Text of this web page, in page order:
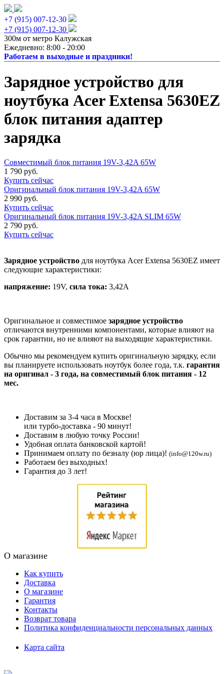
+7 (915) 007-12-30
+7 (915) 007-12-30
300м от метро Калужская
Ежедневно: 8:00 - 20:00
Работаем в выходные и праздники!
Зарядное устройство для
ноутбука Acer Extensa 5630EZ
блок питания адаптер
зарядка
Совместимый блок питания 19V-3,42A 65W
1 790 руб.
Купить сейчас
Оригинальный блок питания 19V-3,42A 65W
2 990 руб.
Купить сейчас
Оригинальный блок питания 19V-3,42A SLIM 65W
2 790 руб.
Купить сейчас
Зарядное устройство для ноутбука Acer Extensa 5630EZ имеет
следующие характеристики:
напряжение: 19V, сила тока: 3,42A
Оригинальное и совместимое зарядное устройство
отличаются внутренними компонентами, которые влияют на
срок гарантии, но не влияют на выходящие характеристики.
Обычно мы рекомендуем купить оригинальную зарядку, если
вы планируете использовать ноутбук более года, т.к. гарантия
на оригинал - 3 года, на совместимый блок питания - 12
мес.
Доставим за 3-4 часа в Москве!
или турбо-доставка - 90 минут!
Доставим в любую точку России!
Удобная оплата банковской картой!
Принимаем оплату по безналу (юр лица)! (info@120w.ru)
Работаем без выходных!
Гарантия до 3 лет!
О магазине
Как купить
Доставка
О магазине
Гарантия
Контакты
Возврат товара
Политика конфиденциальности персональных данных
Карта сайта